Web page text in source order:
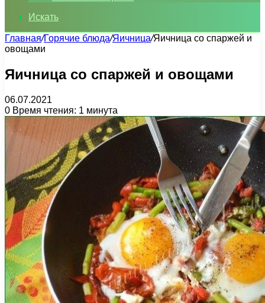
Искать
Главная/Горячие блюда/Яичница/Яичница со спаржей и
овощами
Яичница со спаржей и овощами
06.07.2021
0 Время чтения: 1 минута